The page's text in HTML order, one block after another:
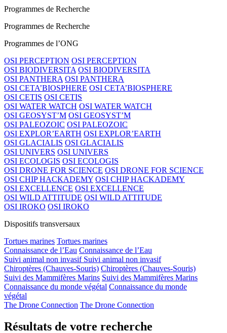
Programmes de Recherche
Programmes de Recherche
Programmes de l’ONG
OSI PERCEPTION OSI PERCEPTION
OSI BIODIVERSITA OSI BIODIVERSITA
OSI PANTHERA OSI PANTHERA
OSI CETA’BIOSPHERE OSI CETA’BIOSPHERE
OSI CETIS OSI CETIS
OSI WATER WATCH OSI WATER WATCH
OSI GEOSYST’M OSI GEOSYST’M
OSI PALEOZOIC OSI PALEOZOIC
OSI EXPLOR’EARTH OSI EXPLOR’EARTH
OSI GLACIALIS OSI GLACIALIS
OSI UNIVERS OSI UNIVERS
OSI ECOLOGIS OSI ECOLOGIS
OSI DRONE FOR SCIENCE OSI DRONE FOR SCIENCE
OSI CHIP HACKADEMY OSI CHIP HACKADEMY
OSI EXCELLENCE OSI EXCELLENCE
OSI WILD ATTITUDE OSI WILD ATTITUDE
OSI IROKO OSI IROKO
Dispositifs transversaux
Tortues marines Tortues marines
Connaissance de l’Eau Connaissance de l’Eau
Suivi animal non invasif Suivi animal non invasif
Chiroptères (Chauves-Souris) Chiroptères (Chauves-Souris)
Suivi des Mammifères Marins Suivi des Mammifères Marins
Connaissance du monde végétal Connaissance du monde
végétal
The Drone Connection The Drone Connection
Résultats de votre recherche